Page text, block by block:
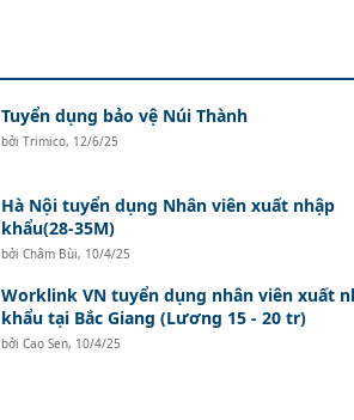
Tuyển dụng bảo vệ Núi Thành
bởi Trimico, 12/6/25
Hà Nội tuyển dụng Nhân viên xuất nhập
khẩu(28-35M)
bởi Châm Bùi, 10/4/25
Worklink VN tuyển dụng nhân viên xuất
khẩu tại Bắc Giang (Lương 15 - 20 tr)
bởi Cao Sen, 10/4/25